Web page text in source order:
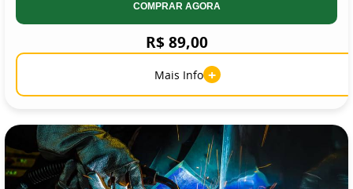
COMPRAR AGORA
R$ 89,00
Mais Info +